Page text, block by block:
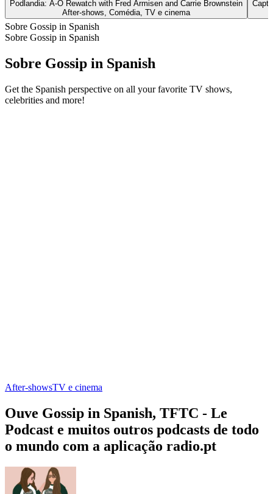
Podlandia: A-O Rewatch with Fred Armisen and Carrie Brownstein
After‑shows, Comédia, TV e cinema
Sobre Gossip in Spanish
Sobre Gossip in Spanish
Sobre Gossip in Spanish
Get the Spanish perspective on all your favorite TV shows,
celebrities and more!
After‑showsTV e cinema
Ouve Gossip in Spanish, TFTC - Le
Podcast e muitos outros podcasts de todo
o mundo com a aplicação radio.pt